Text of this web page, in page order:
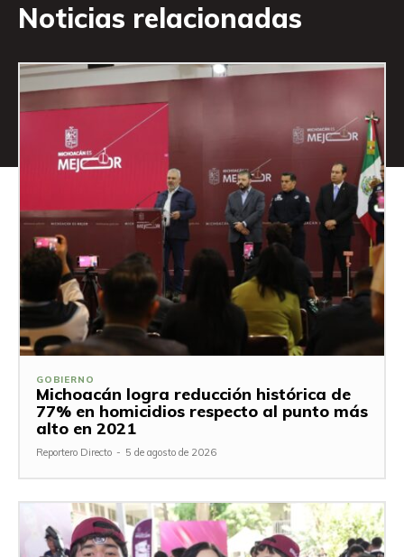
Noticias relacionadas
GOBIERNO
Michoacán logra reducción histórica de
77% en homicidios respecto al punto más
alto en 2021
Reportero Directo - 5 de agosto de 2026